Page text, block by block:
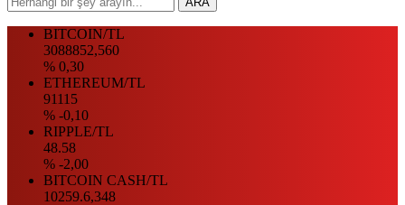
BITCOIN/TL
3088852,560
% 0,30
ETHEREUM/TL
91115
% -0,10
RIPPLE/TL
48.58
% -2,00
BITCOIN CASH/TL
10259.6,348